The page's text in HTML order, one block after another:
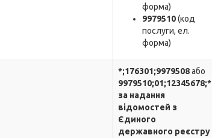
форма)
9979510(код
послуги, ел.
форма)
*;176301;9979508або
9979510;01;12345678;*
за надання
відомостей з
Єдиного
державного реєстру